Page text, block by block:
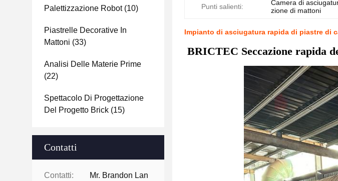
Palettizzazione Robot(10)
Piastrelle Decorative In
Mattoni (33)
Analisi Delle Materie Prime
(22)
Spettacolo Di Progettazione
Del Progetto Brick (15)
Contatti
Contatti: Mr. Brandon Lan
Punti salienti:
Camera di
zione di mattoni
Impianto di asciugatura rapida di piastre di
BRICTEC Seccazione rapida